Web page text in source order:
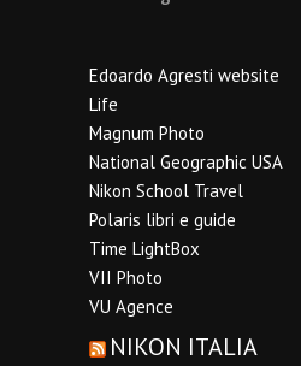
Edoardo Agresti website
Life
Magnum Photo
National Geographic USA
Nikon School Travel
Polaris libri e guide
Time LightBox
VII Photo
VU Agence
NIKON ITALIA